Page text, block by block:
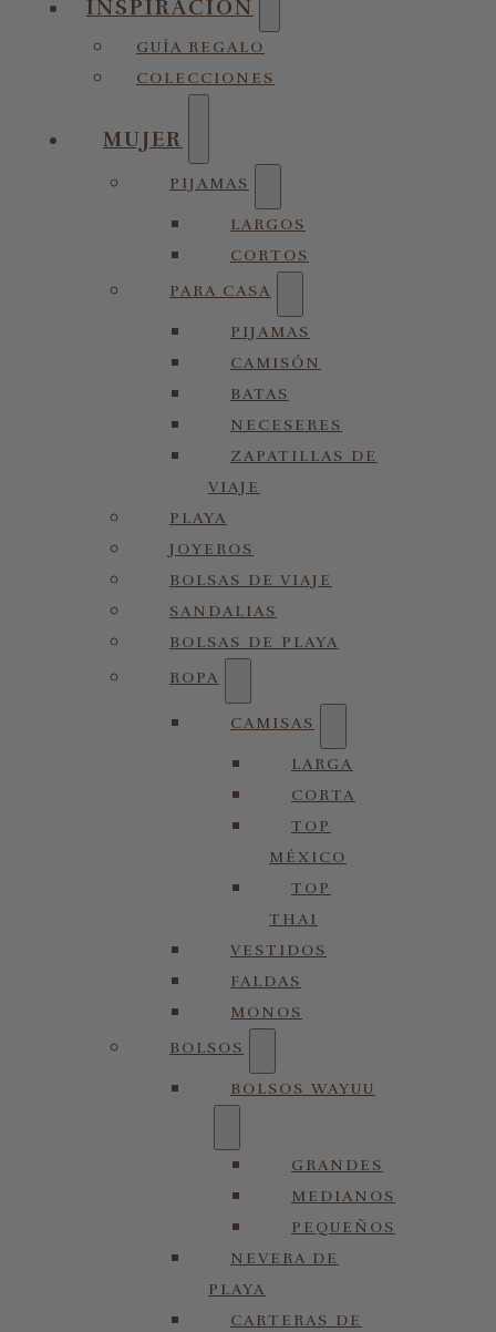
INSPIRACIÓN
GUÍA REGALO
COLECCIONES
MUJER
PIJAMAS
LARGOS
CORTOS
PARA CASA
PIJAMAS
CAMISÓN
BATAS
NECESERES
ZAPATILLAS DE
VIAJE
PLAYA
JOYEROS
BOLSAS DE VIAJE
SANDALIAS
BOLSAS DE PLAYA
ROPA
CAMISAS
LARGA
CORTA
TOP
MÉXICO
TOP
THAI
VESTIDOS
FALDAS
MONOS
BOLSOS
BOLSOS WAYUU
GRANDES
MEDIANOS
PEQUEÑOS
NEVERA DE
PLAYA
CARTERAS DE